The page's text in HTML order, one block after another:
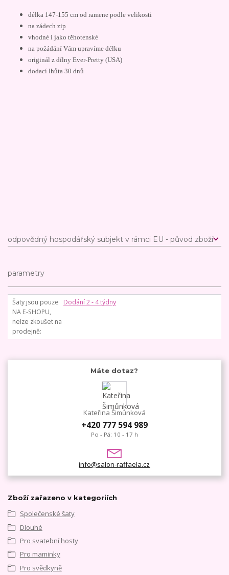
délka 147-155 cm od ramene podle velikosti
na zádech zip
vhodné i jako těhotenské
na požádání Vám upravíme délku
originál z dílny Ever-Pretty (USA)
dodací lhůta 30 dnů
odpovědný hospodářský subjekt v rámci EU - původ zboží
parametry
Šaty jsou pouze
NA E-SHOPU,
nelze zkoušet na
prodejně
Dodání 2 - 4 týdny
Máte dotaz?
Kateřina Šimůnková
+420 777 594 989
Po - Pá: 10 - 17 h
info@salon-raffaela.cz
Zboží zařazeno v kategoriích
Společenské šaty
Dlouhé
Pro svatební hosty
Pro maminky
Pro svědkyně